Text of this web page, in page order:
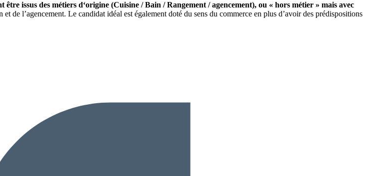
être issus des métiers d‘origine (Cuisine / Bain / Rangement / agencement), ou « hors métier » mais avec
et de l’agencement. Le candidat idéal est également doté du sens du commerce en plus d’avoir des prédispositions